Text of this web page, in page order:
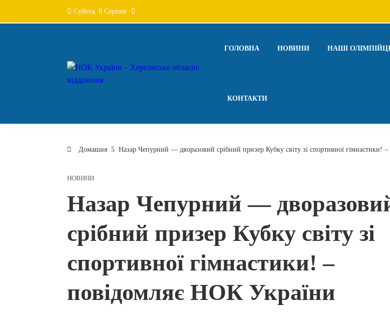
Субота, 8 Серпня
ГОЛОВНА НОВИНИ НАШІ ОЛІМПІЙЦІ
КОНТАКТИ
Домашня Назар Чепурний — дворазовий срібний призер Кубку світу зі спортивної гімнастики!
НОВИНИ
Назар Чепурний —
срібний призер Кубку світу зі
спортивної гімнастики! –
повідомляє НОК України